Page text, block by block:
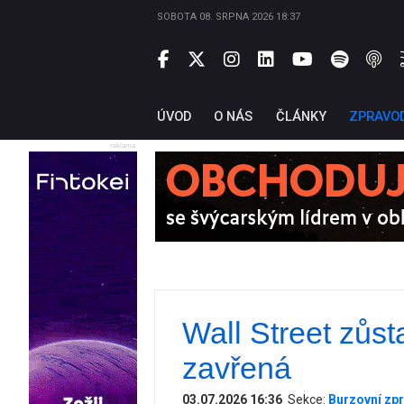
SOBOTA 08. SRPNA 2026 18:37
ÚVOD O NÁS ČLÁNKY
reklama
Wall Street
zavřená
03.07.2026 16:36 Sekce: Burzovní